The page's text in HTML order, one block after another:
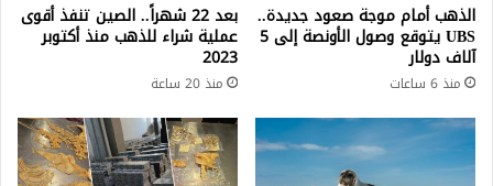
الذهب أمام موجة صعود جديدة..
UBS يتوقع وصول الأونصة إلى 5
آلاف دولار
منذ 6 ساعات
بعد 22 شهراً.. الصين تنفذ أقوى
عملية شراء للذهب منذ أكتوبر
2023
منذ 20 ساعة